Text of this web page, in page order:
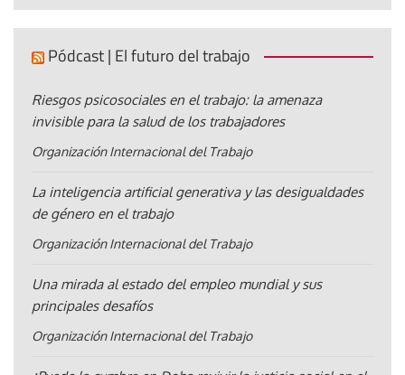
Pódcast | El futuro del trabajo
Riesgos psicosociales en el trabajo: la amenaza
invisible para la salud de los trabajadores
Organización Internacional del Trabajo
La inteligencia artificial generativa y las desigualdades
de género en el trabajo
Organización Internacional del Trabajo
Una mirada al estado del empleo mundial y sus
principales desafíos
Organización Internacional del Trabajo